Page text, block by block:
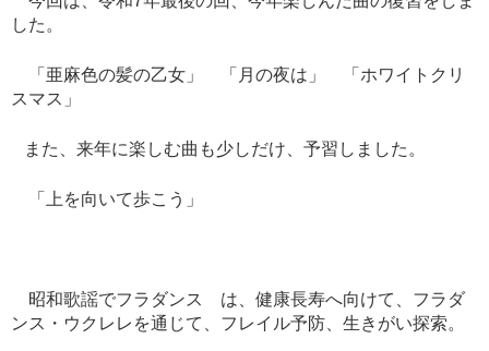
した。
「亜麻色の髪の乙女」 「月の夜は」 「ホワイトクリ
スマス」
また、来年に楽しむ曲も少しだけ、予習しました。
「上を向いて歩こう」
昭和歌謡でフラダンス は、健康長寿へ向けて、フラダ
ンス・ウクレレを通じて、フレイル予防、生きがい探索。